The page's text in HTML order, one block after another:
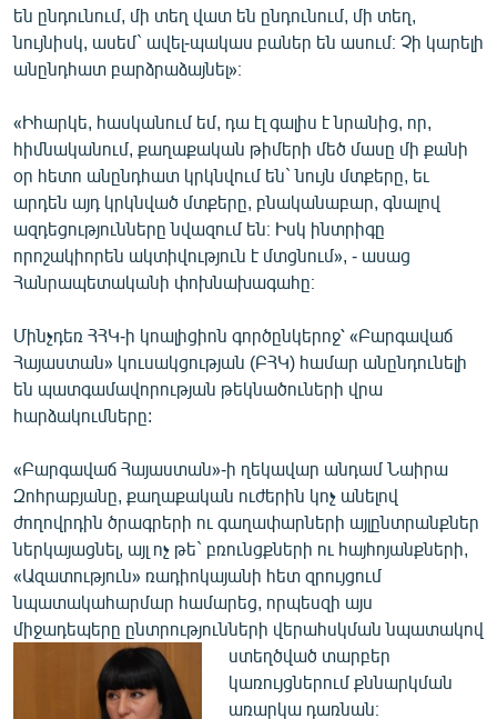
են ընդունում, մի տեղ վատ են ընդունում, մի տեղ,
նույնիսկ, ասեմ` ավել-պակաս բաներ են ասում։ Չի կարելի
անընդհատ բարձրաձայնել»։
«Իհարկե, հասկանում եմ, դա էլ գալիս է նրանից, որ,
հիմնականում, քաղաքական թիմերի մեծ մասը մի քանի
օր հետո անընդհատ կրկնվում են` նույն մտքերը, եւ
արդեն այդ կրկնված մտքերը, բնականաբար, գնալով
ազդեցությունները նվազում են։ Իսկ ինտրիգը
որոշակիորեն ակտիվություն է մտցնում», - ասաց
Հանրապետականի փոխնախագահը։
Մինչդեռ ՀՀԿ-ի կոալիցիոն գործընկերոջ՝ «Բարգավաճ
Հայաստան» կուսակցության (ԲՀԿ) համար անընդունելի
են պատգամավորության թեկնածուների վրա
հարձակումները:
«Բարգավաճ Հայաստան»-ի ղեկավար անդամ Նաիրա
Զոհրաբյանը, քաղաքական ուժերին կոչ անելով
ժողովրդին ծրագրերի ու գաղափարների այլընտրանքներ
ներկայացնել, այլ ոչ թե` բռունցքների ու հայհոյանքների,
«Ազատություն» ռադիոկայանի հետ զրույցում
նպատակահարմար համարեց, որպեսզի այս
միջադեպերը ընտրությունների վերահսկման նպատակով
ստեղծված տարբեր
կառույցներում քննարկման
առարկա դառնան։